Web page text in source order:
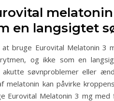
en langsigtet
at bruge Eurovital Melatonin 3
og ikke som en
søvnproblemer eller
melatonin kan påvirke
Eurovital Melatonin 3 mg